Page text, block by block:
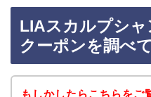
LIAスカルプシャ
クーポンを調べ
もしかしたらこちらをご